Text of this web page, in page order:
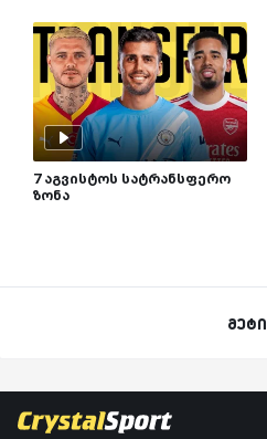
7 აგვისტოს სატრანსფერო
ზონა
მეტი